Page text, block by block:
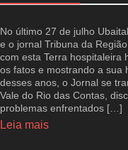
No último 27 de julho
e o jornal Tribuna da
com esta Terra hospitaleira
os fatos e mostrando a sua
desses anos, o Jornal se
Vale do Rio das Contas,
problemas enfrentados […]
Leia mais